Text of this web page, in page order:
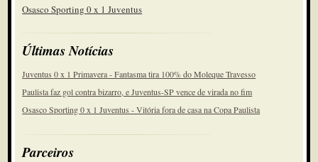
Osasco Sporting 0 x 1 Juventus
Últimas Notícias
Juventus 0 x 1 Primavera - Fantasma tira 100% do Moleque Travesso
Paulista faz gol contra bizarro, e Juventus-SP vence de virada no fim
Osasco Sporting 0 x 1 Juventus - Vitória fora de casa na Copa Paulista
Parceiros